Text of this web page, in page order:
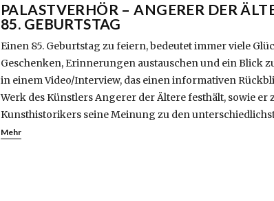
PALASTVERHÖR – ANGERER DER
85. GEBURTSTAG
Einen 85. Geburtstag zu feiern, bedeutet immer viele
Geschenken, Erinnerungen austauschen und ein Blick
in einem Video/Interview, das einen informativen
Werk des Künstlers Angerer der Ältere festhält, sowie er
Kunsthistorikers seine Meinung zu den
Mehr